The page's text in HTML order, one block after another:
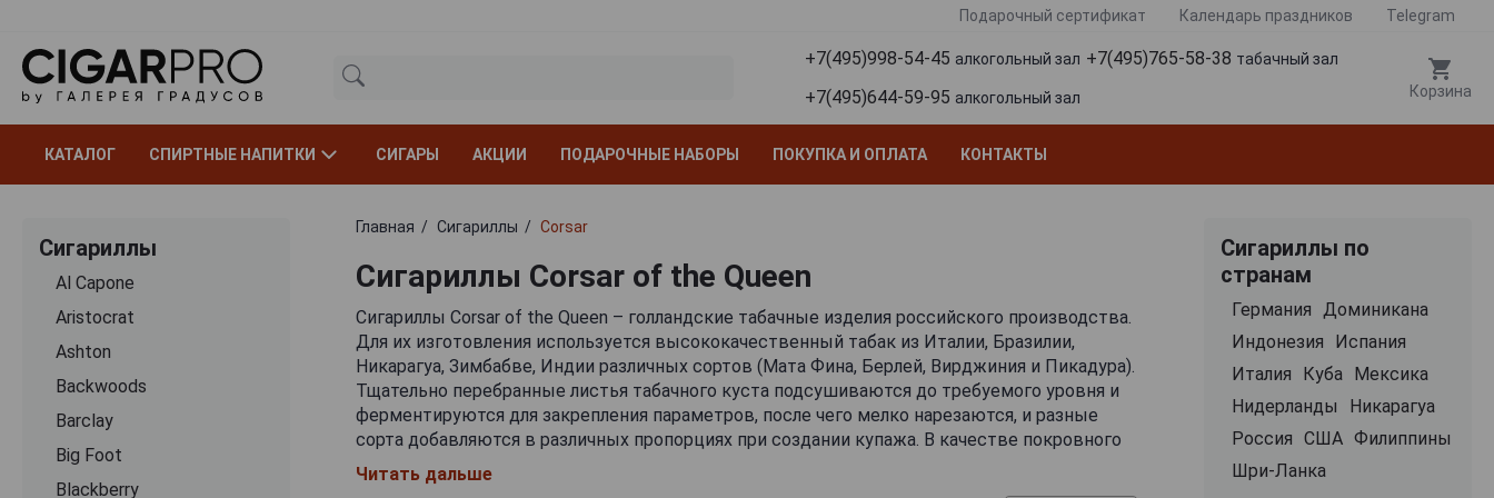
Подарочный сертификат Календарь праздников Telegram
+7(495)998-54-45 алкогольный зал +7(495)765-58-38 табачный зал
+7(495)644-59-95 алкогольный зал Корзина
КАТАЛОГ СПИРТНЫЕ НАПИТКИ СИГАРЫ АКЦИИ ПОДАРОЧНЫЕ НАБОРЫ ПОКУПКА И ОПЛАТА КОНТАКТЫ
Сигариллы
Al Capone
Aristocrat
Ashton
Backwoods
Barclay
Big Foot
Blackberry
Главная Сигариллы Corsar
Сигариллы Corsar of the Queen
Сигариллы Corsar of the Queen – голландские табачные изделия российского производства.
Для их изготовления используется высококачественный табак из Италии, Бразилии,
Никарагуа, Зимбабве, Индии различных сортов (Мата Фина, Берлей, Вирджиния и Пикадура).
Тщательно перебранные листья табачного куста подсушиваются до требуемого уровня и
ферментируются для закрепления параметров, после чего мелко нарезаются, и разные
сорта добавляются в различных пропорциях при создании купажа. В качестве покровного
листа используется табачный лист из Бразилии разновидности Arapiraca (для версий без
фильтра) и восстановленный, произведенный из отборного сырья. Сигариллы Королевский
Читать дальше
Сигариллы по
странам
Германия
Доминикана
Индонезия
Испания
Италия
Куба
Мексика
Нидерланды
Никарагуа
Россия США Филиппины
Шри-Ланка